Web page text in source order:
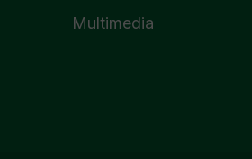
Multimedia